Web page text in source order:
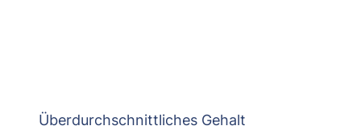
Überdurchschnittliches Gehalt